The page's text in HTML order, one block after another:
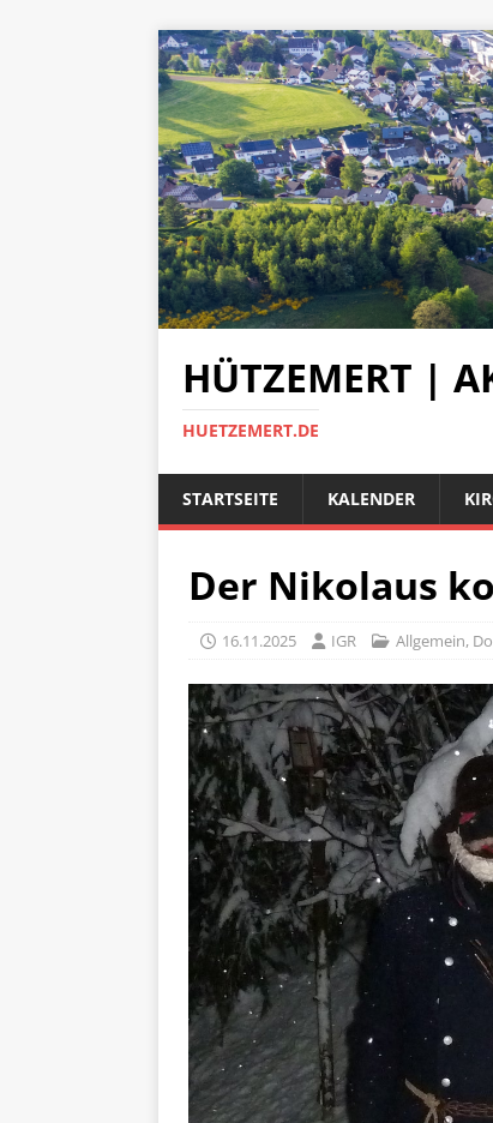
HÜTZEMERT |
HUETZEMERT.DE
STARTSEITE KALENDER
Der Nikolaus
16.11.2025 IGR Allgemein,